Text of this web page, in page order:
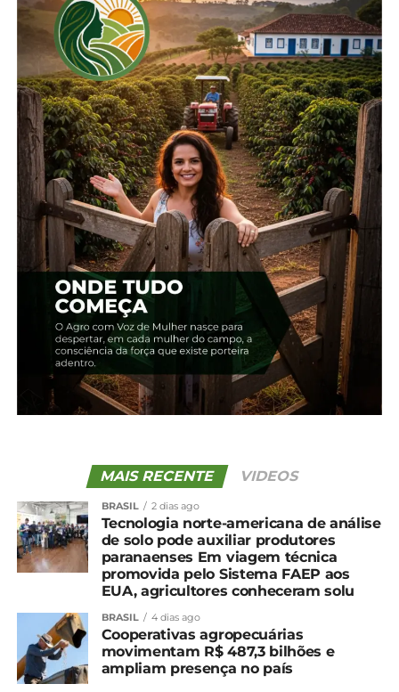
Compartilhe isso:
Facebook
MAIS RECENTE VIDEOS
BRASIL 2 dias ago
Tecnologia norte-americana de análise
de solo pode auxiliar produtores
paranaenses Em viagem técnica
promovida pelo Sistema FAEP aos
EUA, agricultores conheceram solu
BRASIL 4 dias ago
Cooperativas agropecuárias
movimentam R$ 487,3 bilhões e
ampliam presença no país